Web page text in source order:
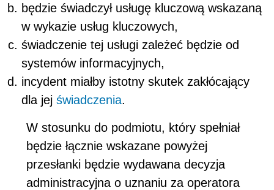
będzie świadczył usługę kluczową wskazaną
w wykazie usług kluczowych,
świadczenie tej usługi zależeć będzie od
systemów informacyjnych,
incydent miałby istotny skutek zakłócający
dla jej świadczenia.
W stosunku do podmiotu, który spełniał
będzie łącznie wskazane powyżej
przesłanki będzie wydawana decyzja
administracyjna o uznaniu za operatora